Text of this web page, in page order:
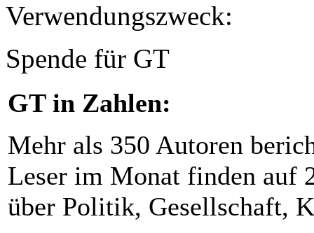
Verwendungszweck:
Spende für GT
GT in Zahlen:
Mehr als 350 Autoren
Leser im Monat finden auf
über Politik, Gesellschaft,